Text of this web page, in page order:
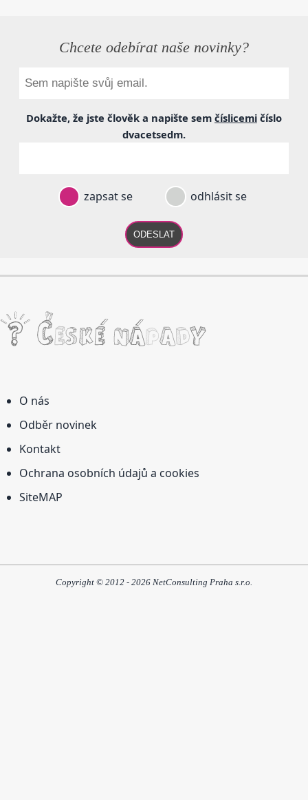
Chcete odebírat naše novinky?
Dokažte, že jste člověk a napište sem číslicemi číslo
dvacetsedm.
zapsat se odhlásit se
ODESLAT
O nás
Odběr novinek
Kontakt
Ochrana osobních údajů a cookies
SiteMAP
Copyright © 2012 - 2026 NetConsulting Praha s.r.o.